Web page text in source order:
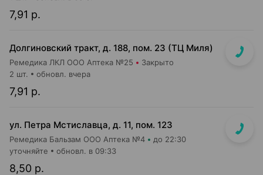
7,91 р.
Долгиновский тракт, д. 188, пом. 23 (ТЦ Миля)
Ремедика ЛКЛ ООО Аптека №25 Закрыто
7,91 р.
2 шт. обновл. вчера
ул. Петра Мстиславца, д. 11, пом. 123
Ремедика Бальзам ООО Аптека №4 до 22:30
8,50 р.
уточняйте обновл. в 09:33